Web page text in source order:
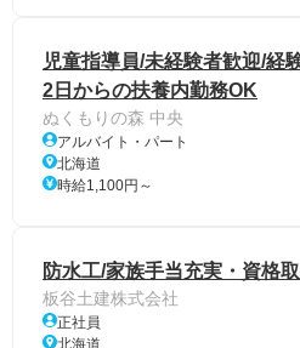
児童指導員/未経験者歓迎/経
2日からの扶養内勤務OK
ぬくもりの森 中央
アルバイト・パート
北海道
時給1,100円～
防水工/家族手当充実・資格
板谷土建株式会社
正社員
北海道